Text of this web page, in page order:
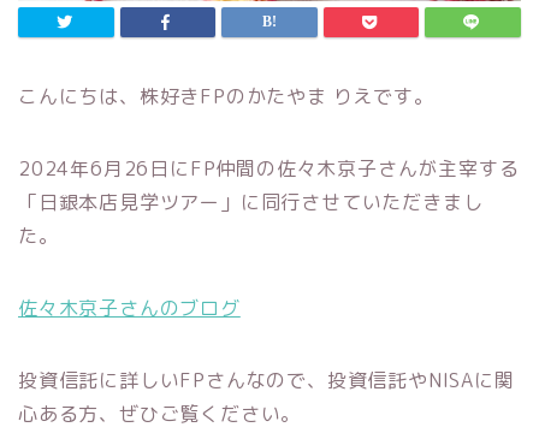
こんにちは、株好きFPのかたやま りえです。
2024年6月26日にFP仲間の佐々木京子さんが主宰する
「日銀本店見学ツアー」に同行させていただきまし
た。
佐々木京子さんのブログ
投資信託に詳しいFPさんなので、投資信託やNISAに関
心ある方、ぜひご覧ください。